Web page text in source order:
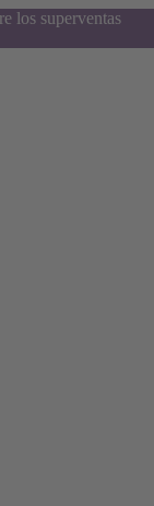
los superventas